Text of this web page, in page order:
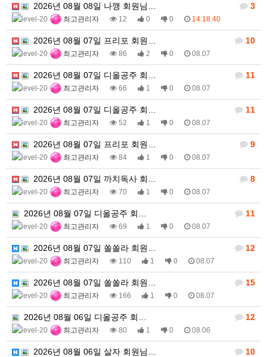
3
2026년 08월 08일 나깽 회원님…
최고관리자 12 0 0 14:18:40
10
2026년 08월 07일 프리포 회원…
최고관리자 86 2 0 08.07
11
2026년 08월 07일 디올공주 회…
최고관리자 66 1 0 08.07
11
2026년 08월 07일 디올공주 회…
최고관리자 52 1 0 08.07
9
2026년 08월 07일 프리포 회원…
최고관리자 84 1 0 08.07
8
2026년 08월 07일 까치독사 회…
최고관리자 70 1 0 08.07
11
2026년 08월 07일 디올공주 회…
최고관리자 69 1 0 08.07
12
2026년 08월 07일 쏠쏠라 회원…
최고관리자 110 1 0 08.07
15
2026년 08월 07일 쏠쏠라 회원…
최고관리자 166 1 0 08.07
12
2026년 08월 06일 디올공주 회…
최고관리자 80 1 0 08.06
10
2026년 08월 06일 살자 회원님…